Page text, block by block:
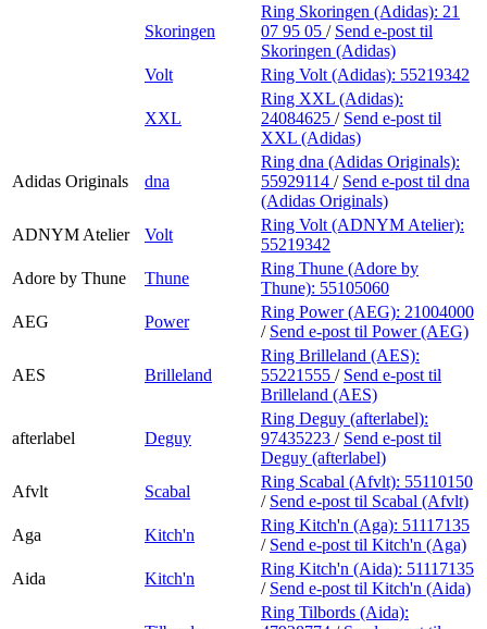
Skoringen
Ring Skoringen (Adidas): 21
07 95 05 / Send e-post til
Skoringen (Adidas)
Volt
Ring Volt (Adidas): 55219342
XXL
Ring XXL (Adidas):
24084625 / Send e-post til
XXL (Adidas)
Adidas Originals dna
Ring dna (Adidas Originals):
55929114 / Send e-post til dna
(Adidas Originals)
ADNYM Atelier
Volt
Ring Volt (ADNYM Atelier):
55219342
Adore by Thune
Thune
Ring Thune (Adore by
Thune): 55105060
AEG
Power
Ring Power (AEG): 21004000
/ Send e-post til Power (AEG)
AES Brilleland
Ring Brilleland (AES):
55221555 / Send e-post til
Brilleland (AES)
afterlabel Deguy
Ring Deguy (afterlabel):
97435223 / Send e-post til
Deguy (afterlabel)
Afvlt
Scabal
Ring Scabal (Afvlt): 55110150
/ Send e-post til Scabal (Afvlt)
Aga
Kitch'n
Ring Kitch'n (Aga): 51117135
/ Send e-post til Kitch'n (Aga)
Aida
Kitch'n
Ring Kitch'n (Aida): 51117135
/ Send e-post til Kitch'n (Aida)
Ring Tilbords (Aida):